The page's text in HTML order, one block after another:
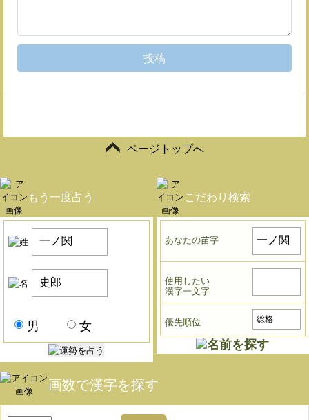
投稿
ページトップへ
もう一度占う
男 女
こだわり検索
あなたの苗字
使用したい
漢字一文字
優先順位
画数で漢字を探す